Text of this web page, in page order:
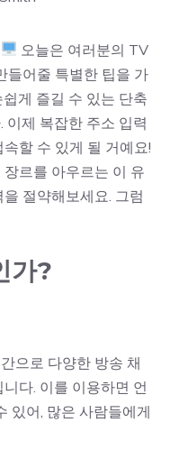
오늘은 여러분의 TV
들어줄 특별한 팁을 가
게 즐길 수 있는 단축
이제 복잡한 주소 입력
할 수 있게 될 거예요!
르를 아우르는 이 유
절약해보세요. 그럼
가?
으로 다양한 방송 채
다. 이를 이용하면 언
있어, 많은 사람들에게